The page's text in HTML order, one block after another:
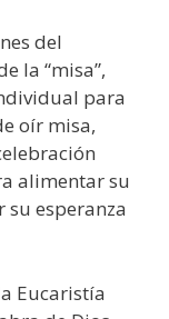
del
la “misa”,
para
oír misa,
alimentar su
su esperanza
Eucaristía